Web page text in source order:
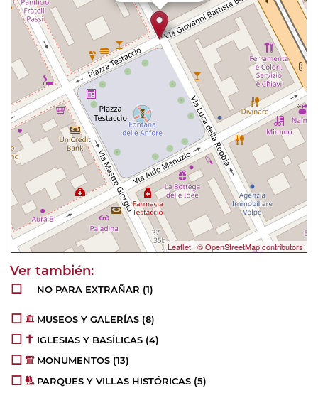
Leaflet | © OpenStreetMap contributors
NO PARA EXTRAÑAR (1)
MUSEOS Y GALERÍAS (8)
IGLESIAS Y BASÍLICAS (4)
MONUMENTOS (13)
PARQUES Y VILLAS HISTÓRICAS (5)